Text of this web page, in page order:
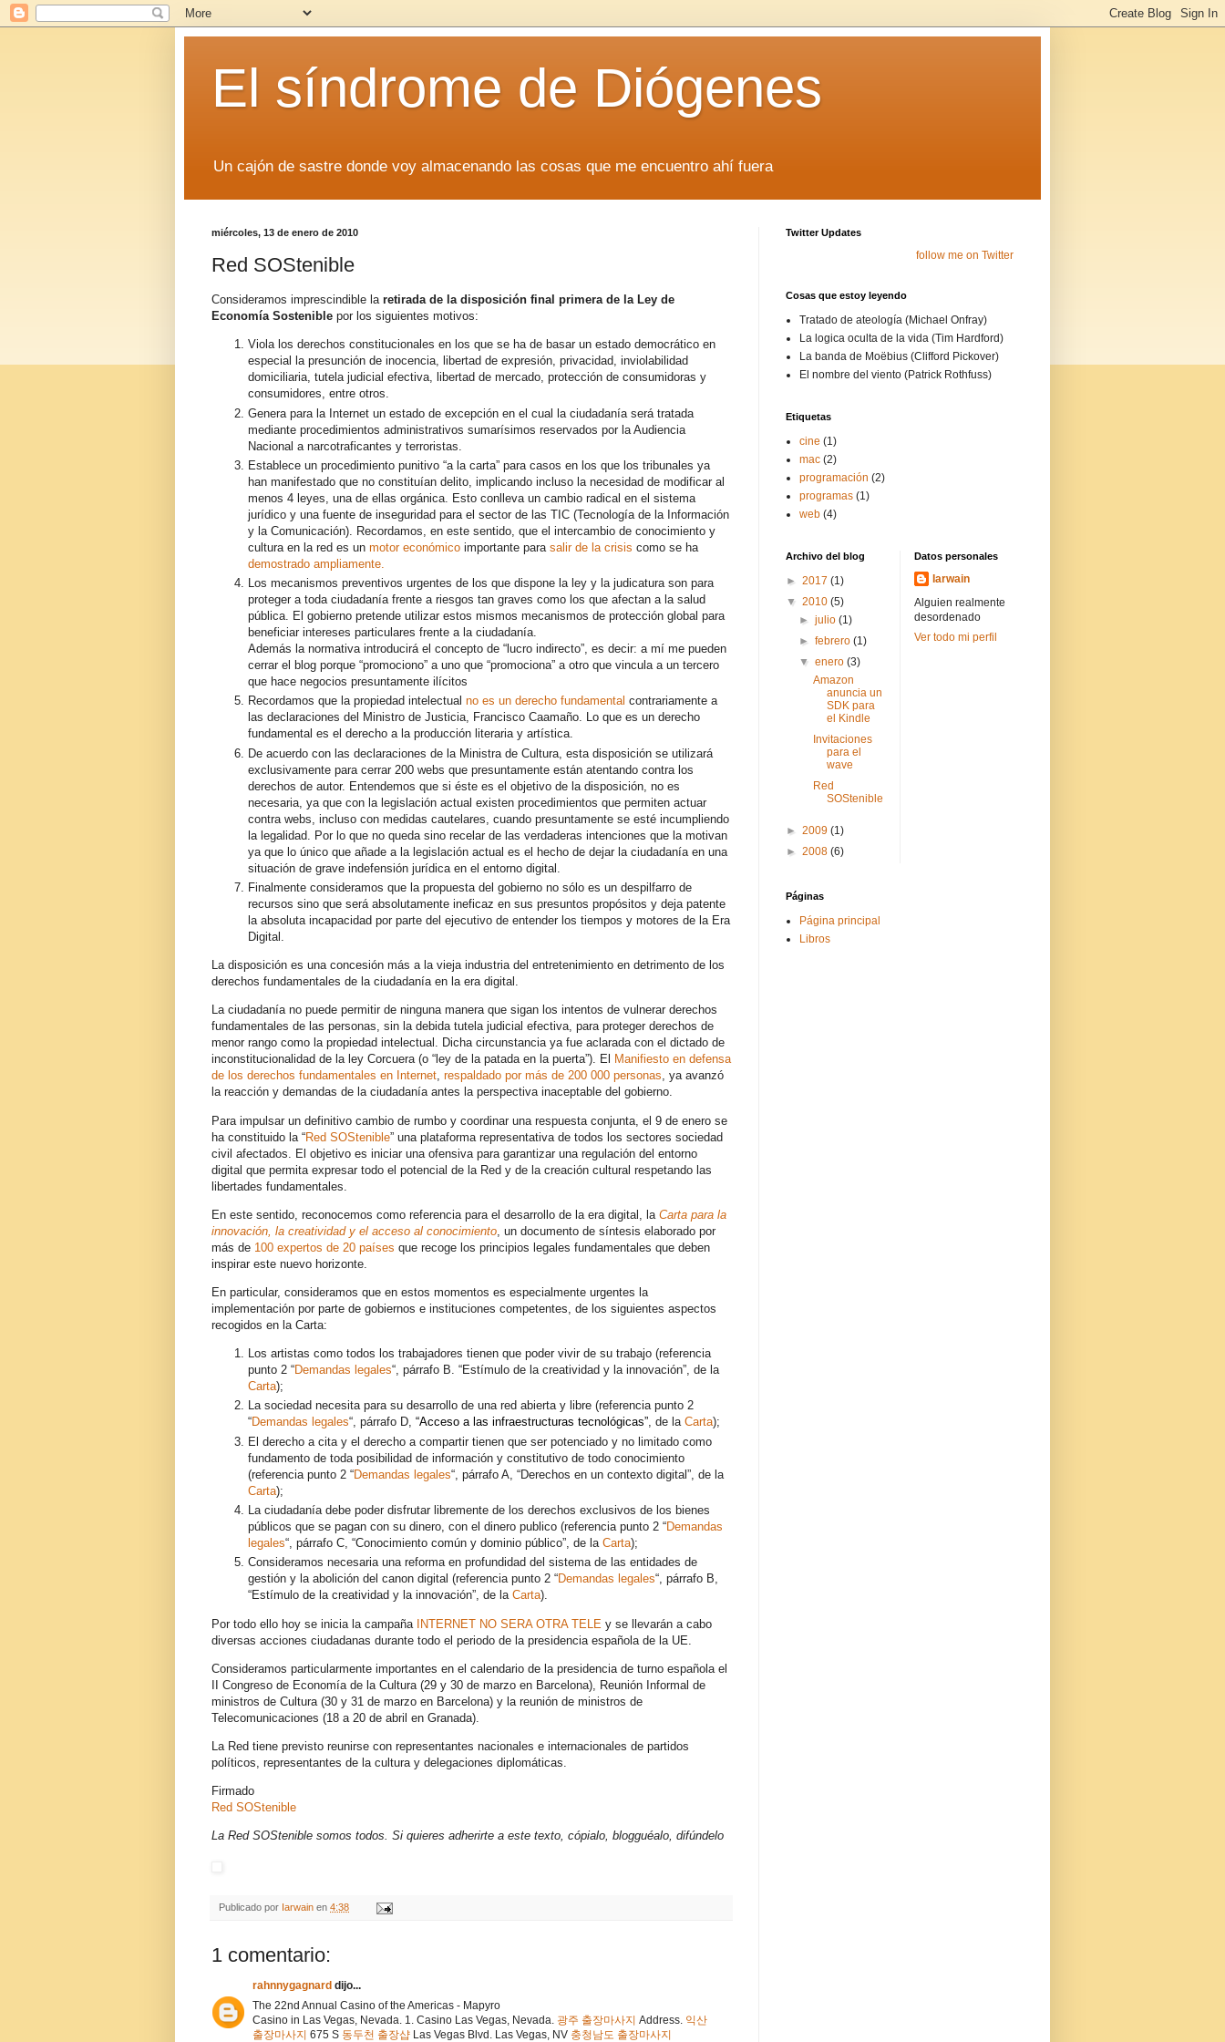
El síndrome de Diógenes
Un cajón de sastre donde voy almacenando las cosas que me encuentro ahí fuera
miércoles, 13 de enero de 2010
Red SOStenible
Consideramos imprescindible la retirada de la disposición final primera de la Ley de
Economía Sostenible por los siguientes motivos:
Viola los derechos constitucionales en los que se ha de basar un estado democrático en
especial la presunción de inocencia, libertad de expresión, privacidad, inviolabilidad
domiciliaria, tutela judicial efectiva, libertad de mercado, protección de consumidoras y
consumidores, entre otros.
Genera para la Internet un estado de excepción en el cual la ciudadanía será tratada
mediante procedimientos administrativos sumarísimos reservados por la Audiencia
Nacional a narcotraficantes y terroristas.
Establece un procedimiento punitivo “a la carta” para casos en los que los tribunales ya
han manifestado que no constituían delito, implicando incluso la necesidad de modificar al
menos 4 leyes, una de ellas orgánica. Esto conlleva un cambio radical en el sistema
jurídico y una fuente de inseguridad para el sector de las TIC (Tecnología de la Información
y la Comunicación). Recordamos, en este sentido, que el intercambio de conocimiento y
cultura en la red es un motor económico importante para salir de la crisis como se ha
demostrado ampliamente.
Los mecanismos preventivos urgentes de los que dispone la ley y la judicatura son para
proteger a toda ciudadanía frente a riesgos tan graves como los que afectan a la salud
pública. El gobierno pretende utilizar estos mismos mecanismos de protección global para
beneficiar intereses particulares frente a la ciudadanía.
Además la normativa introducirá el concepto de “lucro indirecto”, es decir: a mí me pueden
cerrar el blog porque “promociono” a uno que “promociona” a otro que vincula a un tercero
que hace negocios presuntamente ilícitos
Recordamos que la propiedad intelectual no es un derecho fundamental contrariamente a
las declaraciones del Ministro de Justicia, Francisco Caamaño. Lo que es un derecho
fundamental es el derecho a la producción literaria y artística.
De acuerdo con las declaraciones de la Ministra de Cultura, esta disposición se utilizará
exclusivamente para cerrar 200 webs que presuntamente están atentando contra los
derechos de autor. Entendemos que si éste es el objetivo de la disposición, no es
necesaria, ya que con la legislación actual existen procedimientos que permiten actuar
contra webs, incluso con medidas cautelares, cuando presuntamente se esté incumpliendo
la legalidad. Por lo que no queda sino recelar de las verdaderas intenciones que la motivan
ya que lo único que añade a la legislación actual es el hecho de dejar la ciudadanía en una
situación de grave indefensión jurídica en el entorno digital.
Finalmente consideramos que la propuesta del gobierno no sólo es un despilfarro de
recursos sino que será absolutamente ineficaz en sus presuntos propósitos y deja patente
la absoluta incapacidad por parte del ejecutivo de entender los tiempos y motores de la Era
Digital.
La disposición es una concesión más a la vieja industria del entretenimiento en detrimento de los
derechos fundamentales de la ciudadanía en la era digital.
La ciudadanía no puede permitir de ninguna manera que sigan los intentos de vulnerar derechos
fundamentales de las personas, sin la debida tutela judicial efectiva, para proteger derechos de
menor rango como la propiedad intelectual. Dicha circunstancia ya fue aclarada con el dictado de
inconstitucionalidad de la ley Corcuera (o “ley de la patada en la puerta”). El Manifiesto en defensa
de los derechos fundamentales en Internet, respaldado por más de 200 000 personas, ya avanzó
la reacción y demandas de la ciudadanía antes la perspectiva inaceptable del gobierno.
Para impulsar un definitivo cambio de rumbo y coordinar una respuesta conjunta, el 9 de enero se
ha constituido la “Red SOStenible” una plataforma representativa de todos los sectores sociedad
civil afectados. El objetivo es iniciar una ofensiva para garantizar una regulación del entorno
digital que permita expresar todo el potencial de la Red y de la creación cultural respetando las
libertades fundamentales.
En este sentido, reconocemos como referencia para el desarrollo de la era digital, la Carta para la
innovación, la creatividad y el acceso al conocimiento , un documento de síntesis elaborado por
más de 100 expertos de 20 países que recoge los principios legales fundamentales que deben
inspirar este nuevo horizonte.
En particular, consideramos que en estos momentos es especialmente urgentes la
implementación por parte de gobiernos e instituciones competentes, de los siguientes aspectos
recogidos en la Carta:
Los artistas como todos los trabajadores tienen que poder vivir de su trabajo (referencia
punto 2 “Demandas legales“, párrafo B. “Estímulo de la creatividad y la innovación”, de la
Carta);
La sociedad necesita para su desarrollo de una red abierta y libre (referencia punto 2
“Demandas legales“, párrafo D, “Acceso a las infraestructuras tecnológicas”, de la Carta);
El derecho a cita y el derecho a compartir tienen que ser potenciado y no limitado como
fundamento de toda posibilidad de información y constitutivo de todo conocimiento
(referencia punto 2 “Demandas legales“, párrafo A, “Derechos en un contexto digital”, de la
Carta);
La ciudadanía debe poder disfrutar libremente de los derechos exclusivos de los bienes
públicos que se pagan con su dinero, con el dinero publico (referencia punto 2 “Demandas
legales“, párrafo C, “Conocimiento común y dominio público”, de la Carta);
Consideramos necesaria una reforma en profundidad del sistema de las entidades de
gestión y la abolición del canon digital (referencia punto 2 “Demandas legales“, párrafo B,
“Estímulo de la creatividad y la innovación”, de la Carta).
Por todo ello hoy se inicia la campaña INTERNET NO SERA OTRA TELE y se llevarán a cabo
diversas acciones ciudadanas durante todo el periodo de la presidencia española de la UE.
Consideramos particularmente importantes en el calendario de la presidencia de turno española el
II Congreso de Economía de la Cultura (29 y 30 de marzo en Barcelona), Reunión Informal de
ministros de Cultura (30 y 31 de marzo en Barcelona) y la reunión de ministros de
Telecomunicaciones (18 a 20 de abril en Granada).
La Red tiene previsto reunirse con representantes nacionales e internacionales de partidos
políticos, representantes de la cultura y delegaciones diplomáticas.
Firmado
Red SOStenible
La Red SOStenible somos todos. Si quieres adherirte a este texto, cópialo, blogguéalo, difúndelo
Publicado por Iarwain en 4:38
1 comentario:
rahnnygagnard dijo...
The 22nd Annual Casino of the Americas - Mapyro
Casino in Las Vegas, Nevada. 1. Casino Las Vegas, Nevada. 광주 출장마사지 Address. 익산
출장마사지 675 S 동두천 출장샵 Las Vegas Blvd. Las Vegas, NV 충청남도 출장마사지
Twitter Updates
follow me on Twitter
Cosas que estoy leyendo
Tratado de ateología (Michael Onfray)
La logica oculta de la vida (Tim Hardford)
La banda de Moëbius (Clifford Pickover)
El nombre del viento (Patrick Rothfuss)
Etiquetas
cine (1)
mac (2)
programación (2)
programas (1)
web (4)
Archivo del blog
► 2017 (1)
▼ 2010 (5)
►julio(1)
►febrero(1)
▼enero(3)
Amazon
anuncia un
SDK para
el Kindle
Invitaciones
para el
wave
Red
SOStenible
► 2009 (1)
► 2008 (6)
Datos personales
Iarwain
Alguien realmente
desordenado
Ver todo mi perfil
Páginas
Página principal
Libros